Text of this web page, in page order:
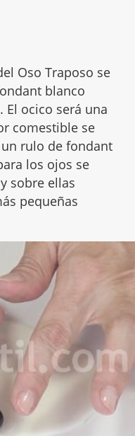
Oso Traposo se
blanco
ocico será una
comestible se
rulo de fondant
los ojos se
sobre ellas
pequeñas